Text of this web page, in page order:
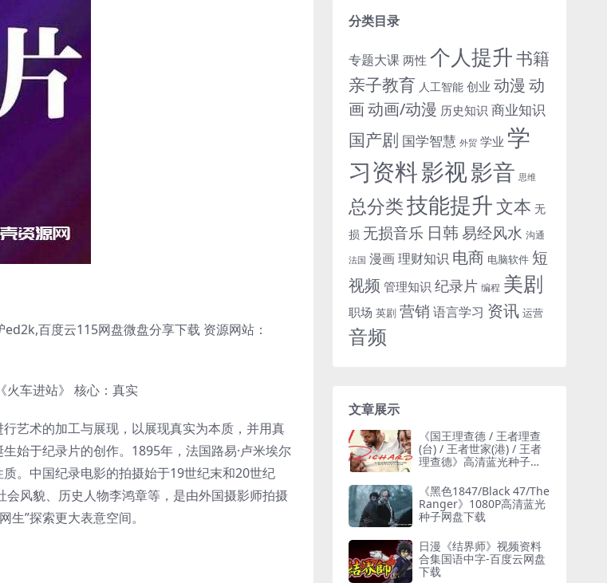
百度云115网盘微盘分享下载 资源网站：
火车进站》 核心：真实
艺术的加工与展现，以展现真实为本质，并用真
始于纪录片的创作。1895年，法国路易·卢米埃尔
。中国纪录电影的拍摄始于19世纪末和20世纪
风貌、历史人物李鸿章等，是由外国摄影师拍摄
”探索更大表意空间。
分类目录
专题大课 两性 个人提升书籍
亲子教育 人工智能 创业 动漫 动
画动画/动漫 历史知识 商业知识
国产剧 国学智慧 外贸 学业 学
习资料影视影音 思维
总分类技能提升文本 无
损 无损音乐 日韩 易经风水 沟通
法国 漫画理财知识 电商 电脑软件 短
视频 管理知识 纪录片 编程 美剧
职场 英剧 营销 语言学习 资讯 运营
音频
文章展示
《国王理查德 / 王者理查
(台) / 王者世家(港) / 王者
理查德》高清蓝光种子网
《黑色1847/Black 47/The
Ranger》1080P高清蓝光
种子网盘下载
日漫《结界师》视频资料
合集国语中字-百度云网盘
下载